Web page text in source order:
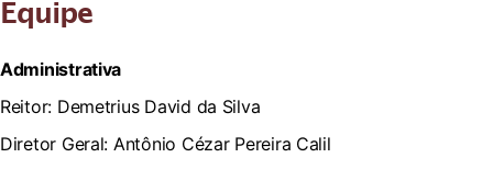
Equipe
Administrativa
Reitor: Demetrius David da Silva
Diretor Geral: Antônio Cézar Pereira Calil